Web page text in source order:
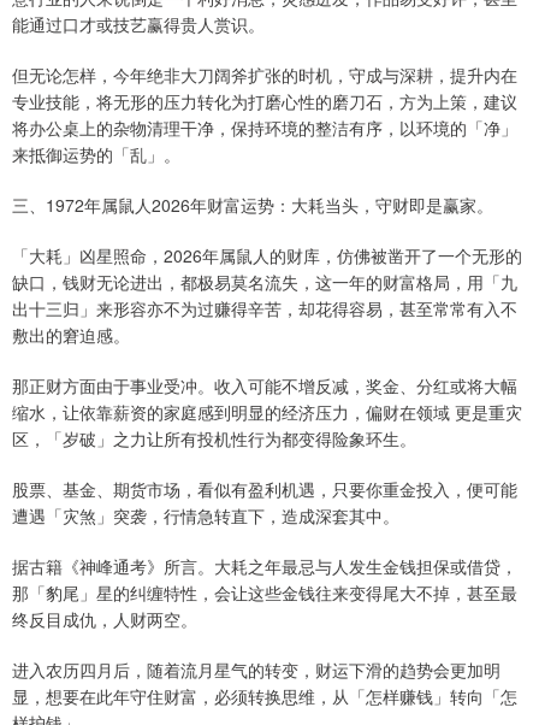
能通过口才或技艺赢得贵人赏识。
但无论怎样，今年绝非大刀阔斧扩张的时机，守成与深耕，提升内在
专业技能，将无形的压力转化为打磨心性的磨刀石，方为上策，建议
将办公桌上的杂物清理干净，保持环境的整洁有序，以环境的「净」
来抵御运势的「乱」。
三、1972年属鼠人2026年财富运势：大耗当头，守财即是赢家。
「大耗」凶星照命，2026年属鼠人的财库，仿佛被凿开了一个无形的
缺口，钱财无论进出，都极易莫名流失，这一年的财富格局，用「九
出十三归」来形容亦不为过赚得辛苦，却花得容易，甚至常常有入不
敷出的窘迫感。
那正财方面由于事业受冲。收入可能不增反减，奖金、分红或将大幅
缩水，让依靠薪资的家庭感到明显的经济压力，偏财在领域 更是重灾
区，「岁破」之力让所有投机性行为都变得险象环生。
股票、基金、期货市场，看似有盈利机遇，只要你重金投入，便可能
遭遇「灾煞」突袭，行情急转直下，造成深套其中。
据古籍《神峰通考》所言。大耗之年最忌与人发生金钱担保或借贷，
那「豹尾」星的纠缠特性，会让这些金钱往来变得尾大不掉，甚至最
终反目成仇，人财两空。
进入农历四月后，随着流月星气的转变，财运下滑的趋势会更加明
显，想要在此年守住财富，必须转换思维，从「怎样赚钱」转向「怎